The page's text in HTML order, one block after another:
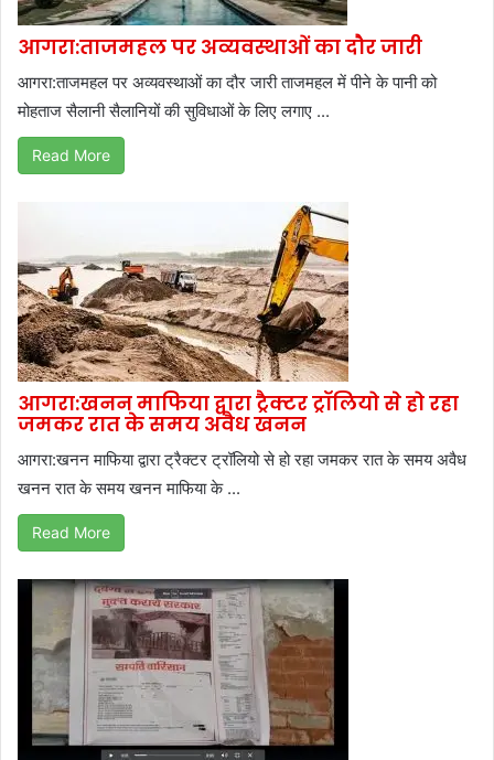
आगरा:ताजमहल पर अव्यवस्थाओं का दौर जारी
आगरा:ताजमहल पर अव्यवस्थाओं का दौर जारी ताजमहल में पीने के पानी को
मोहताज सैलानी सैलानियों की सुविधाओं के लिए लगाए ...
Read More
आगरा:खनन माफिया द्वारा ट्रैक्टर ट्रॉलियो से हो रहा
जमकर रात के समय अवैध खनन
आगरा:खनन माफिया द्वारा ट्रैक्टर ट्रॉलियो से हो रहा जमकर रात के समय अवैध
खनन रात के समय खनन माफिया के ...
Read More